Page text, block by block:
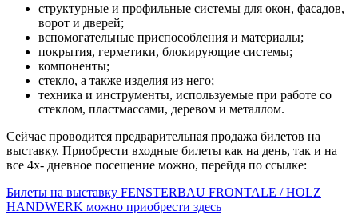
структурные и профильные системы для окон, фасадов,
ворот и дверей;
вспомогательные приспособления и материалы;
покрытия, герметики, блокирующие системы;
компоненты;
стекло, а также изделия из него;
техника и инструменты, используемые при работе со
стеклом, пластмассами, деревом и металлом.
Сейчас проводится предварительная продажа билетов на
выставку. Приобрести входные билеты как на день, так и на
все 4х- дневное посещение можно, перейдя по ссылке:
Билеты на выставку FENSTERBAU FRONTALE / HOLZ
HANDWERK можно приобрести здесь